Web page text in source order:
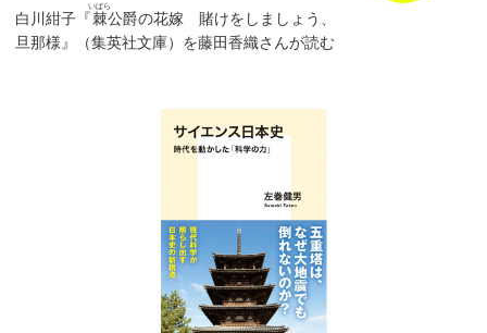
白川紺子『棘
いばら
公爵の花嫁 賭けをしましょう、
旦那様』（集英社文庫）を藤田香織さんが読む